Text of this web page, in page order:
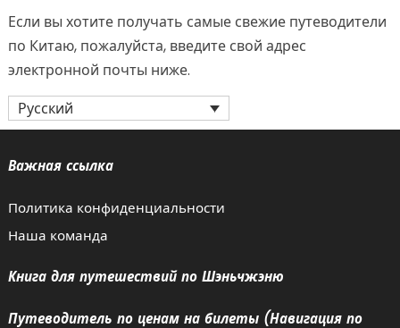
Если вы хотите получать самые свежие путеводители
по Китаю, пожалуйста, введите свой адрес
электронной почты ниже.
Русский
Важная ссылка
Политика конфиденциальности
Наша команда
Книга для путешествий по Шэньчжэню
Путеводитель по ценам на билеты (Навигация по